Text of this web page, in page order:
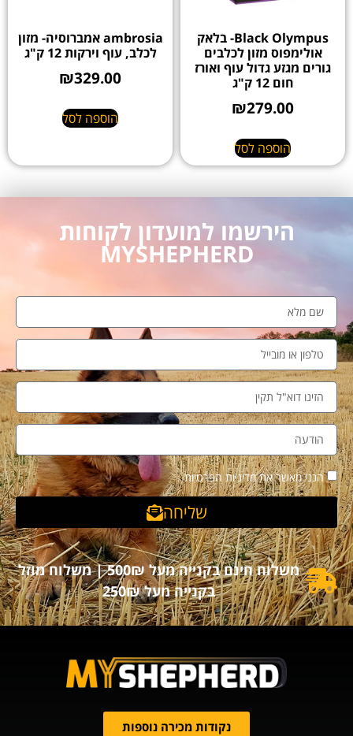
Black Olympus- בלאק
אולימפוס מזון לכלבים
גורים מגזע גדול עוף ואורז
חום 12 ק"ג
₪279.00
הוספה לסל
ambrosia אמברוסיה- מזון
לכלב, עוף וירקות 12 ק"ג
₪329.00
הוספה לסל
הירשמו למועדון לקוחות
MYSHEPHERD
הנני מאשר את מדיניות הפרטיות
שליחה
משלוח חינם בקנייה מעל 500₪ | משלוח מוזל
בקנייה מעל 250₪
נקודות מכירה נוספות